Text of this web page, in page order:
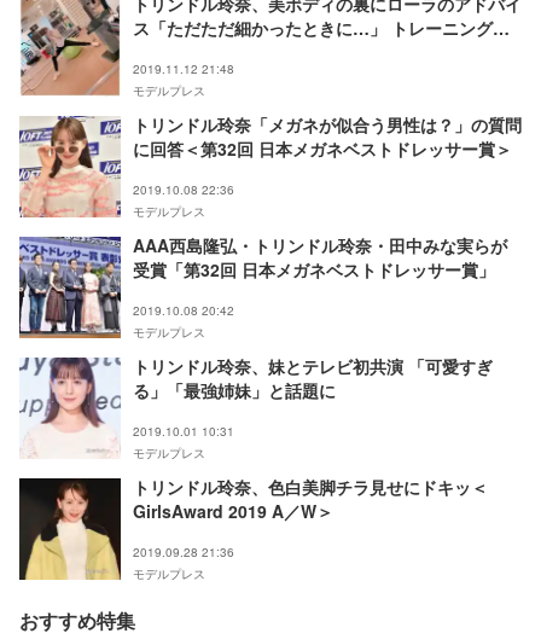
ス「ただただ細かったときに…」 トレーニング姿
2019.11.12 21:48
モデルプレス
トリンドル玲奈「メガネが似合う男性は？」の質問
に回答＜第32回 日本メガネベストドレッサー賞＞
2019.10.08 22:36
モデルプレス
AAA西島隆弘・トリンドル玲奈・田中みな実らが
受賞「第32回 日本メガネベストドレッサー賞」
2019.10.08 20:42
モデルプレス
トリンドル玲奈、妹とテレビ初共演 「可愛すぎ
る」「最強姉妹」と話題に
2019.10.01 10:31
モデルプレス
トリンドル玲奈、色白美脚チラ見せにドキッ＜
GirlsAward 2019 A／W＞
2019.09.28 21:36
モデルプレス
おすすめ特集